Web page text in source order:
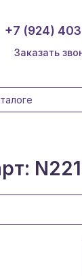
+7 (924)
Заказать